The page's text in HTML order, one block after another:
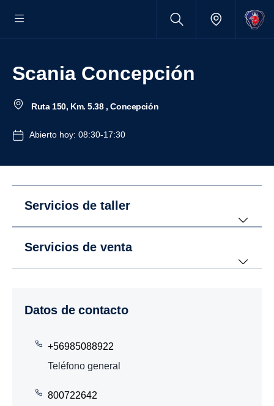
Scania Concepción
Ruta 150, Km. 5.38 , Concepción
Abierto hoy: 08:30-17:30
Servicios de taller
Servicios de venta
Datos de contacto
+56985088922
Teléfono general
800722642